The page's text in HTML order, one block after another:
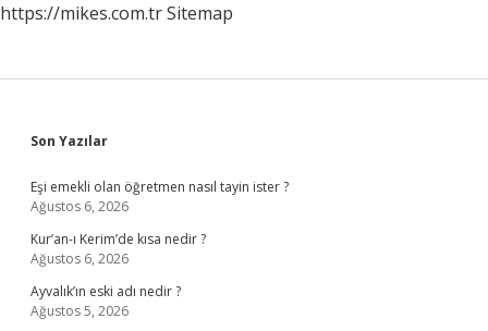
https://mikes.com.trSitemap
Sidebar
Son Yazılar
Eşi emekli olan öğretmen nasıl tayin ister ?
Ağustos 6, 2026
Kur’an-ı Kerim’de kısa nedir ?
Ağustos 6, 2026
Ayvalık’ın eski adı nedir ?
Ağustos 5, 2026